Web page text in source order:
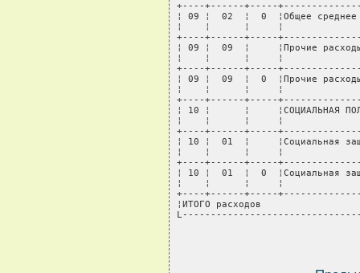
+----+------+-----
¦ 09 ¦  02  ¦  0  ¦Общее
¦    ¦      ¦     ¦
+----+------+-----
¦ 09 ¦  09  ¦     ¦Прочие
¦    ¦      ¦     ¦
+----+------+-----
¦ 09 ¦  09  ¦  0  ¦Прочие
¦    ¦      ¦     ¦
+----+------+-----
¦ 10 ¦      ¦
¦    ¦      ¦     ¦
+----+------+-----
¦ 10 ¦  01  ¦
¦    ¦      ¦     ¦
+----+------+-----
¦ 10 ¦  01  ¦  0
¦    ¦      ¦     ¦
+----+------+-----
¦ИТОГО расходов